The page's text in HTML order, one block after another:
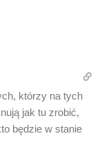
którzy na tych
jak tu zrobić,
będzie w stanie